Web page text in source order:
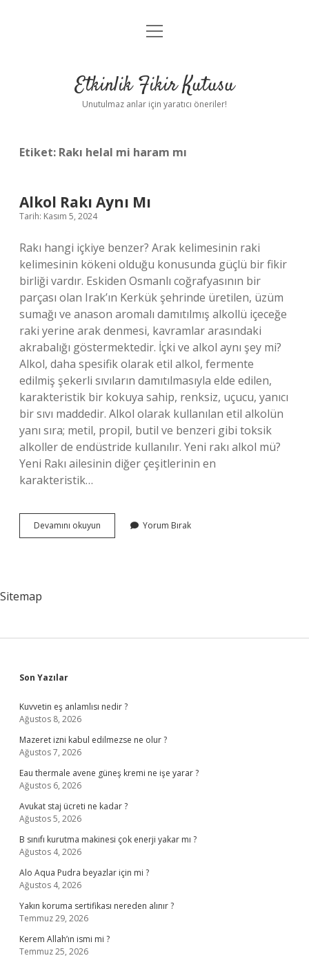
Anasayfa
Yasal Uyarı
menüyü
Etkinlik Fikir Kutusu
Unutulmaz anlar için yaratıcı öneriler!
Etiket: Rakı helal mi haram mı
Alkol Rakı Aynı Mı
Tarih: Kasım 5, 2024
Rakı hangi içkiye benzer? Arak kelimesinin raki
kelimesinin kökeni olduğu konusunda güçlü bir fikir
birliği vardır. Eskiden Osmanlı coğrafyasının bir
parçası olan Irak’ın Kerkük şehrinde üretilen, üzüm
sumağı ve anason aromalı damıtılmış alkollü içeceğe
raki yerine arak denmesi, kavramlar arasındaki
akrabalığı göstermektedir. İçki ve alkol aynı şey mi?
Alkol, daha spesifik olarak etil alkol, fermente
edilmiş şekerli sıvıların damıtılmasıyla elde edilen,
karakteristik bir kokuya sahip, renksiz, uçucu, yanıcı
bir sıvı maddedir. Alkol olarak kullanılan etil alkolün
yanı sıra; metil, propil, butil ve benzeri gibi toksik
alkoller de endüstride kullanılır. Yeni rakı alkol mü?
Yeni Rakı ailesinin diğer çeşitlerinin en
karakteristik…
Devamını okuyun
Rakı
Yorum Bırak
Sitemap
Sidebar
Son Yazılar
Kuvvetin eş anlamlısı nedir ?
Ağustos 8, 2026
Mazeret izni kabul edilmezse ne olur ?
Ağustos 7, 2026
Eau thermale avene güneş kremi ne işe yarar ?
Ağustos 6, 2026
Avukat staj ücreti ne kadar ?
Ağustos 5, 2026
B sınıfı kurutma makinesi çok enerji yakar mı ?
Ağustos 4, 2026
Alo Aqua Pudra beyazlar için mi ?
Ağustos 4, 2026
Yakın koruma sertifikası nereden alınır ?
Temmuz 29, 2026
Kerem Allah’ın ismi mi ?
Temmuz 25, 2026